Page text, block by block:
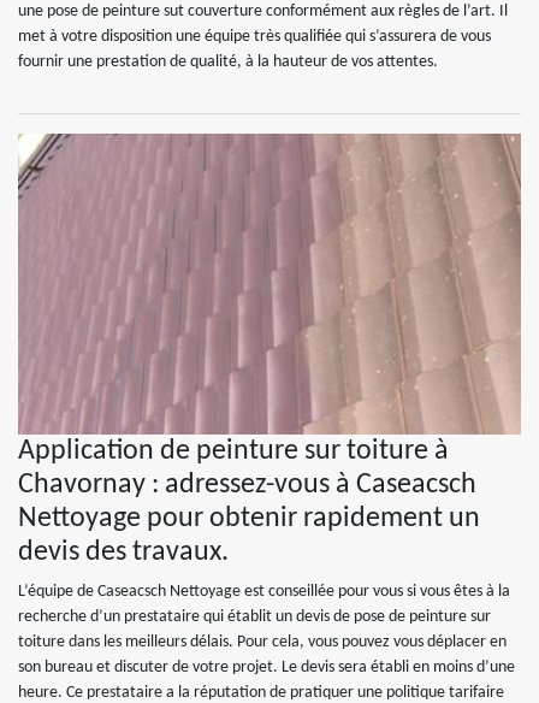
une pose de peinture sut couverture conformément aux règles de l’art. Il
met à votre disposition une équipe très qualifiée qui s’assurera de vous
fournir une prestation de qualité, à la hauteur de vos attentes.
Application de peinture sur toiture à
Chavornay : adressez-vous à Caseacsch
Nettoyage pour obtenir rapidement un
devis des travaux.
L’équipe de Caseacsch Nettoyage est conseillée pour vous si vous êtes à la
recherche d’un prestataire qui établit un devis de pose de peinture sur
toiture dans les meilleurs délais. Pour cela, vous pouvez vous déplacer en
son bureau et discuter de votre projet. Le devis sera établi en moins d’une
heure. Ce prestataire a la réputation de pratiquer une politique tarifaire